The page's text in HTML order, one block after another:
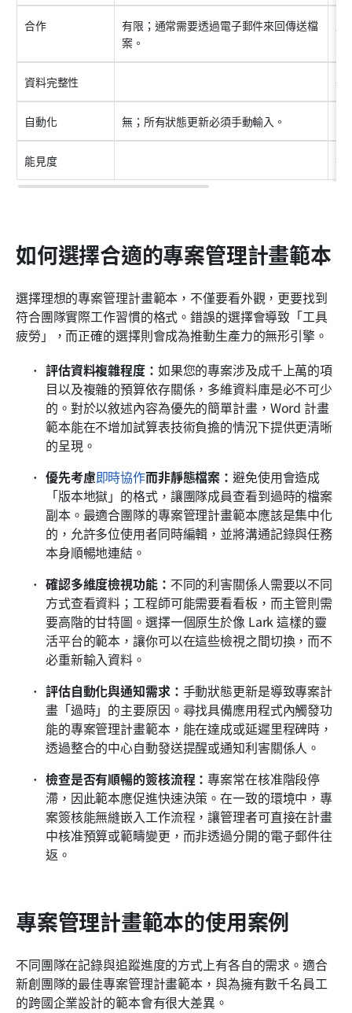
合作
有限；通常需要透過電子郵件來回傳送檔
案。
資料完整性 基
自動化 無；所有狀態更新必須手動輸入。
能見度 在
如何選擇合適的專案管理計畫範本
選擇理想的專案管理計畫範本，不僅要看外觀，更要找到
符合團隊實際工作習慣的格式。錯誤的選擇會導致「工具
疲勞」，而正確的選擇則會成為推動生產力的無形引擎。
評估資料複雜程度： 如果您的專案涉及成千上萬的項
目以及複雜的預算依存關係，多維資料庫是必不可少
的。對於以敘述內容為優先的簡單計畫，Word 計畫
範本能在不增加試算表技術負擔的情況下提供更清晰
的呈現。
優先考慮即時協作而非靜態檔案：避免使用會造成
「版本地獄」的格式，讓團隊成員查看到過時的檔案
副本。最適合團隊的專案管理計畫範本應該是集中化
的，允許多位使用者同時編輯，並將溝通記錄與任務
本身順暢地連結。
確認多維度檢視功能： 不同的利害關係人需要以不同
方式查看資料；工程師可能需要看看板，而主管則需
要高階的甘特圖。選擇一個原生於像 Lark 這樣的靈
活平台的範本，讓你可以在這些檢視之間切換，而不
必重新輸入資料。
評估自動化與通知需求： 手動狀態更新是導致專案計
畫「過時」的主要原因。尋找具備應用程式內觸發功
能的專案管理計畫範本，能在達成或延遲里程碑時，
透過整合的中心自動發送提醒或通知利害關係人。
檢查是否有順暢的簽核流程：專案常在核准階段停
滯，因此範本應促進快速決策。在一致的環境中，專
案簽核能無縫嵌入工作流程，讓管理者可直接在計畫
中核准預算或範疇變更，而非透過分開的電子郵件往
返。
專案管理計畫範本的使用案例
不同團隊在記錄與追蹤進度的方式上有各自的需求。適合
新創團隊的最佳專案管理計畫範本，與為擁有數千名員工
的跨國企業設計的範本會有很大差異。